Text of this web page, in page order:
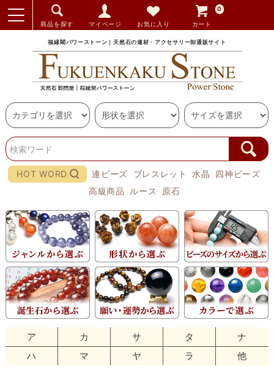
商品を探す マイページ お気に入り カート
0
福縁閣パワーストーン｜天然石の連材・アクセサリー卸通販サイト
HOT WORD 連ビーズ ブレスレット 水晶
四神ビーズ
高級商品
ルース 原石
ア カ サ タ
ナ
ハ
マ ヤ ラ 他